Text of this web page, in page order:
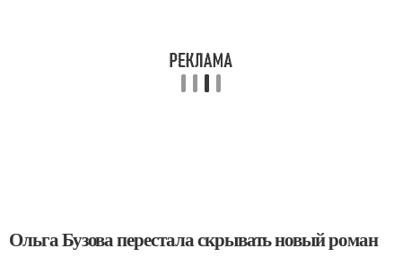
Ольга Бузова перестала скрывать новый роман